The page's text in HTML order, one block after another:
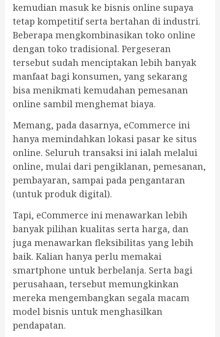
kemudian masuk ke bisnis online supaya
tetap kompetitif serta bertahan di industri.
Beberapa mengkombinasikan toko online
dengan toko tradisional. Pergeseran
tersebut sudah menciptakan lebih banyak
manfaat bagi konsumen, yang sekarang
bisa menikmati kemudahan pemesanan
online sambil menghemat biaya.
Memang, pada dasarnya, eCommerce ini
hanya memindahkan lokasi pasar ke situs
online. Seluruh transaksi ini ialah melalui
online, mulai dari pengiklanan, pemesanan,
pembayaran, sampai pada pengantaran
(untuk produk digital).
Tapi, eCommerce ini menawarkan lebih
banyak pilihan kualitas serta harga, dan
juga menawarkan fleksibilitas yang lebih
baik. Kalian hanya perlu memakai
smartphone untuk berbelanja. Serta bagi
perusahaan, tersebut memungkinkan
mereka mengembangkan segala macam
model bisnis untuk menghasilkan
pendapatan.